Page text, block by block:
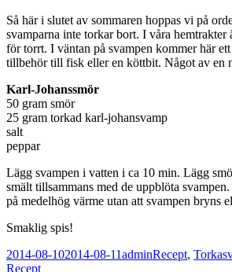
Så här i slutet av sommaren hoppas vi på
svamparna inte torkar bort. I våra
för torrt. I väntan på svampen kommer här
tillbehör till fisk eller en köttbit. Något av en
Karl-Johanssmör
50 gram smör
25 gram torkad karl-johansvamp
salt
peppar
Lägg svampen i vatten i ca 10 min. Lägg
smält tillsammans med de uppblöta
på medelhög värme utan att svampen bryns
Smaklig spis!
Postat
2014-08-102014-08-11Författare
adminKategorier
Recept,
Recept